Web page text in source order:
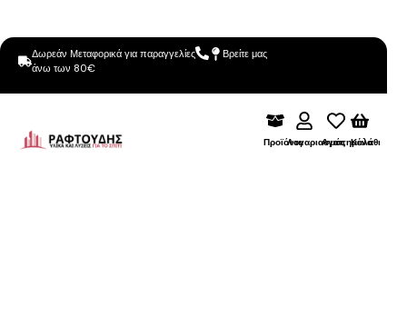
Δωρεάν Μεταφορικά για παραγγελίες
άνω των 80€
Βρείτε μας
ΠροϊόνταΛογαριασμόςΑγαπημένα
Καλάθι